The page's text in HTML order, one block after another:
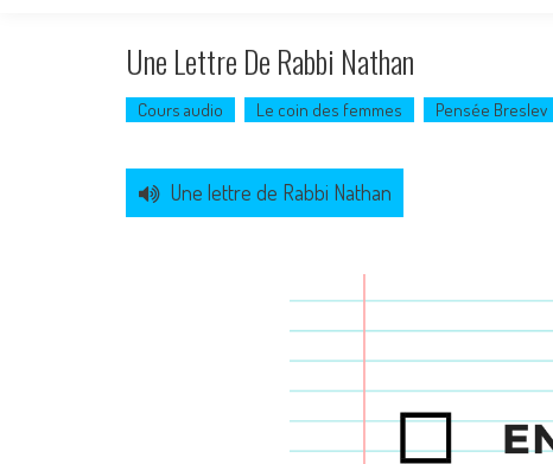
Une Lettre De Rabbi Nathan
Cours audio Le coin des femmes Pensée Breslev
Une lettre de Rabbi Nathan